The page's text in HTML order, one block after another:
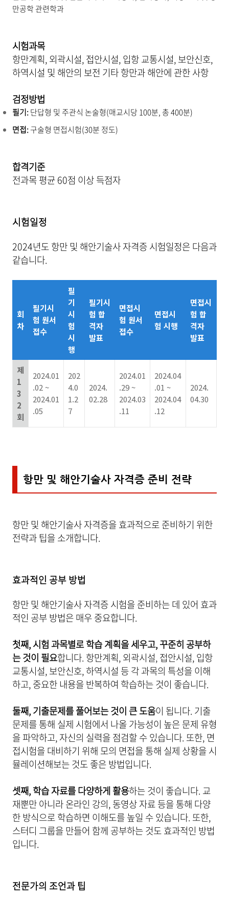
만공학 관련학과
시험과목
항만계획, 외곽시설, 접안시설, 입항 교통시설, 보안신호,
하역시설 및 해안의 보전 기타 항만과 해안에 관한 사항
검정방법
필기:단답형 및 주관식 논술형(매교시당 100분, 총 400분)
면접:구술형 면접시험(30분 정도)
합격기준
전과목 평균 60점 이상 득점자
시험일정
2024년도 항만 및 해안기술사 자격증 시험일정은 다음과
같습니다.
회
차
필기시
험 원서
접수
필
기
시
험
시
행
필기시
험 합
격자
발표
면접시
험 원서
접수
면접시
험 시행
면접시
험 합
격자
발표
제
1
3
2
회
2024.01
.02 ~
2024.01
.05
202
4.0
1.2
7
2024.
02.28
2024.01
.29 ~
2024.03
.11
2024.04
.01 ~
2024.04
.12
2024.
04.30
항만 및 해안기술사 자격증 준비 전략
항만 및 해안기술사 자격증을 효과적으로 준비하기 위한
전략과 팁을 소개합니다.
효과적인 공부 방법
항만 및 해안기술사 자격증 시험을 준비하는 데 있어 효과
적인 공부 방법은 매우 중요합니다.
첫째, 시험 과목별로 학습 계획을 세우고, 꾸준히 공부하
는 것이 필요합니다. 항만계획, 외곽시설, 접안시설, 입항
교통시설, 보안신호, 하역시설 등 각 과목의 특성을 이해
하고, 중요한 내용을 반복하여 학습하는 것이 좋습니다.
둘째, 기출문제를 풀어보는 것이 큰 도움이 됩니다. 기출
문제를 통해 실제 시험에서 나올 가능성이 높은 문제 유형
을 파악하고, 자신의 실력을 점검할 수 있습니다. 또한, 면
접시험을 대비하기 위해 모의 면접을 통해 실제 상황을 시
뮬레이션해보는 것도 좋은 방법입니다.
셋째, 학습 자료를 다양하게 활용하는 것이 좋습니다. 교
재뿐만 아니라 온라인 강의, 동영상 자료 등을 통해 다양
한 방식으로 학습하면 이해도를 높일 수 있습니다. 또한,
스터디 그룹을 만들어 함께 공부하는 것도 효과적인 방법
입니다.
전문가의 조언과 팁